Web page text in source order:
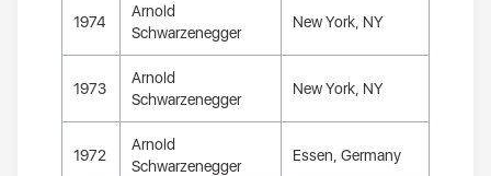
1974
Arnold
Schwarzenegger
New York, NY
1973
Arnold
Schwarzenegger
New York, NY
1972
Arnold
Schwarzenegger
Essen, Germany